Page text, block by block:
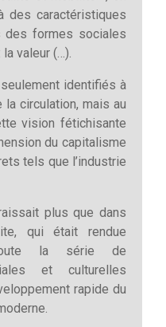
des caractéristiques
des formes sociales
valeur (…).
identifiés à
la circulation, mais au
vision fétichisante
du capitalisme
tels que l’industrie
plus que dans
qui était rendue
la série de
et culturelles
rapide du